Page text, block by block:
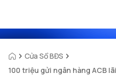
Cửa Sổ BĐS
100 triệu gửi ngân hàng ACB